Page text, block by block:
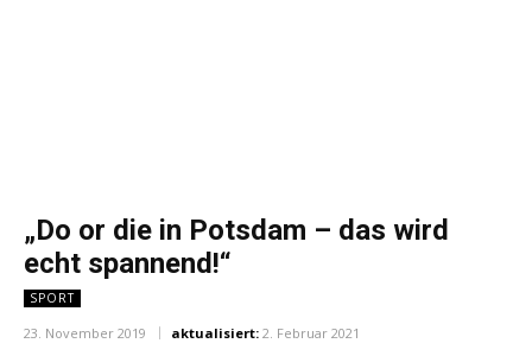
„Do or die in Potsdam – das wird
echt spannend!“
SPORT
23. November 2019 aktualisiert: 2. Februar 2021